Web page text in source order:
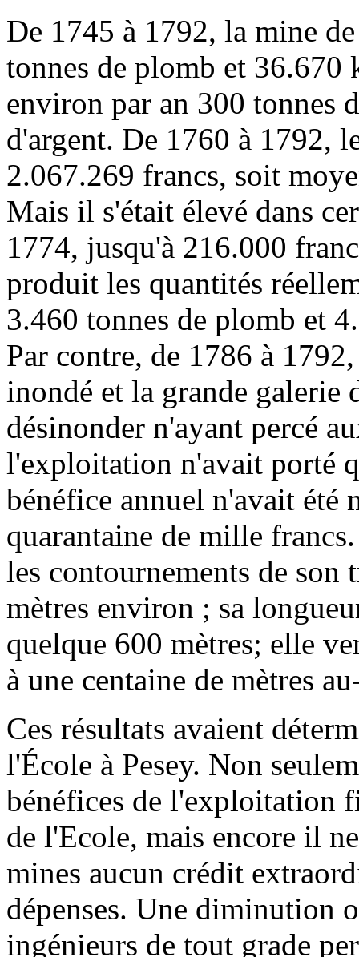
De 1745 à 1792, la mine
tonnes de plomb et 36.670
environ par an 300 tonnes
d'argent. De 1760 à 1792,
2.067.269 francs, soit
Mais il s'était élevé dans
1774, jusqu'à 216.000
produit les quantités
3.460 tonnes de plomb et
Par contre, de 1786 à
inondé et la grande galerie
désinonder n'ayant percé
l'exploitation n'avait porté
bénéfice annuel n'avait été
quarantaine de mille
les contournements de son
mètres environ ; sa
quelque 600 mètres; elle
à une centaine de mètres
Ces résultats avaient
l'École à Pesey. Non
bénéfices de l'exploitation
de l'Ecole, mais encore il
mines aucun crédit
dépenses. Une diminution
ingénieurs de tout grade